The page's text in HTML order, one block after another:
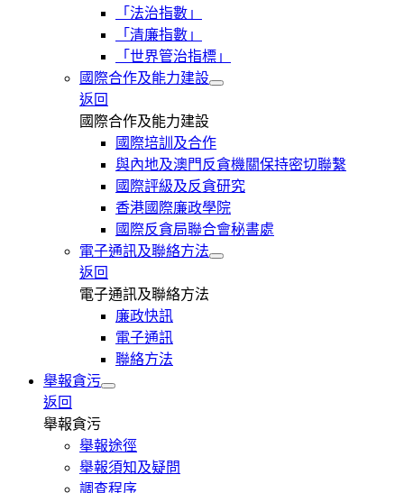
「法治指數」
「清廉指數」
「世界管治指標」
國際合作及能力建設
返回
國際合作及能力建設
國際培訓及合作
與內地及澳門反貪機關保持密切聯繫
國際評級及反貪研究
香港國際廉政學院
國際反貪局聯合會秘書處
電子通訊及聯絡方法
返回
電子通訊及聯絡方法
廉政快訊
電子通訊
聯絡方法
舉報貪污
返回
舉報貪污
舉報途徑
舉報須知及疑問
調查程序